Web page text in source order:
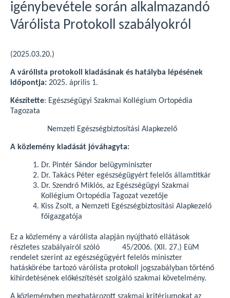
igénybevétele során alkalmazandó
Várólista Protokoll szabályokról
(2025.03.20.)
A várólista protokoll kiadásának és hatályba lépésének
időpontja: 2025. április 1.
Készítette: Egészségügyi Szakmai Kollégium Ortopédia
Tagozata
Nemzeti Egészségbiztosítási Alapkezelő
A közlemény kiadását jóváhagyta:
Dr. Pintér Sándor belügyminiszter
Dr. Takács Péter egészségügyért felelős államtitkár
Dr. Szendrő Miklós, az Egészségügyi Szakmai
Kollégium Ortopédia Tagozat vezetője
Kiss Zsolt, a Nemzeti Egészségbiztosítási Alapkezelő
főigazgatója
Ez a közlemény a várólista alapján nyújtható ellátások
részletes szabályairól szóló 45/2006. (XII. 27.) EüM
rendelet szerint az egészségügyért felelős miniszter
hatáskörébe tartozó várólista protokoll jogszabályban történő
kihirdetésének előkészítését szolgáló szakmai követelmény.